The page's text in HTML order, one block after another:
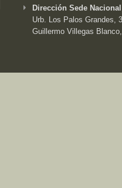
Dirección Sede
Urb. Los Palos Grandes,
Guillermo Villegas